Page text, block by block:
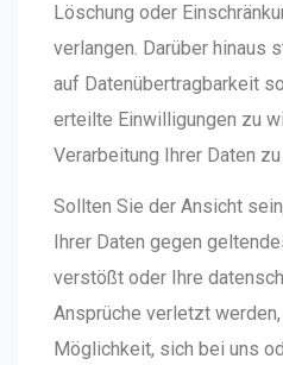
Löschung oder
verlangen. Darüber hinaus
auf Datenübertragbarkeit
erteilte Einwilligungen zu
Verarbeitung Ihrer Daten
Sollten Sie der Ansicht
Ihrer Daten gegen
verstößt oder Ihre
Ansprüche verletzt
Möglichkeit, sich bei uns